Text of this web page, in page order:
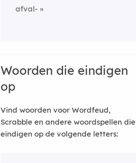
afval-
Woorden die eindigen
op
Vind woorden voor Wordfeud,
Scrabble en andere woordspellen die
eindigen op de volgende letters: